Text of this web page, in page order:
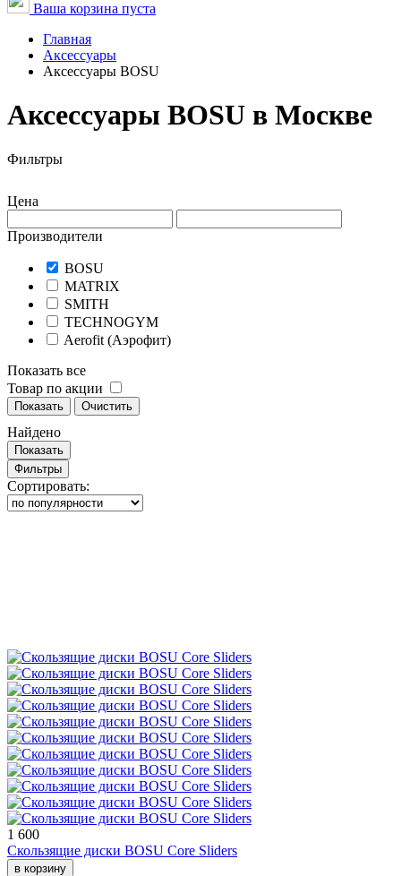
Ваша корзина пуста
Главная
Аксессуары
Аксессуары BOSU
Аксессуары BOSU в Москве
Фильтры
Цена
Производители
BOSU
MATRIX
SMITH
TECHNOGYM
Aerofit (Аэрофит)
Показать все
Товар по акции
Показать Очистить
Найдено
Показать
Фильтры
Сортировать:
1 600
Скользящие диски BOSU Core Sliders
в корзину